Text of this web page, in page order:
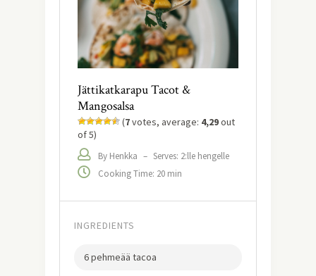
Jättikatkarapu Tacot &
Mangosalsa
(7votes, average: 4,29out
of 5)
By Henkka – Serves: 2:lle hengelle
Cooking Time: 20 min
INGREDIENTS
6 pehmeää tacoa